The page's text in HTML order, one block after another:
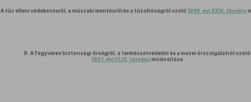
A tűz elleni védekezésről, a műszaki mentésről és a tűzoltóságról szóló1996. évi XXXI. törvény
9. A fegyveres biztonsági őrségről, a természetvédelmi és a mezei őrszolgálatról szóló
1997. évi CLIX. törvénymódosítása